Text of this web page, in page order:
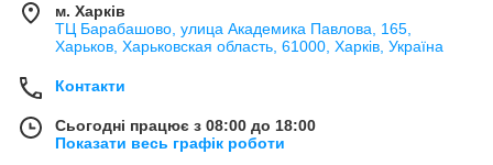
м. Харків
ТЦ Барабашово, улица Академика Павлова, 165,
Харьков, Харьковская область, 61000, Харків, Україна
Контакти
Сьогодні працює з 08:00 до 18:00
Показати весь графік роботи